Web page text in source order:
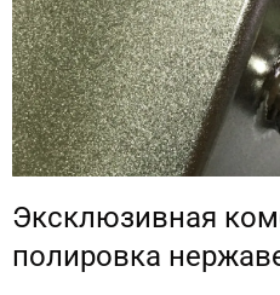
Эксклюзивная
полировка